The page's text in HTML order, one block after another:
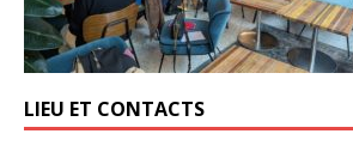
LIEU ET CONTACTS